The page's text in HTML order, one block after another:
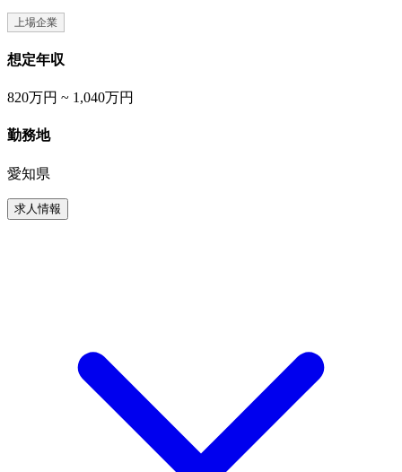
上場企業
想定年収
820万円 ~ 1,040万円
勤務地
愛知県
求人情報